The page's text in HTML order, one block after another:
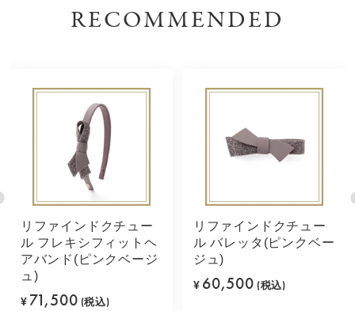
RECOMMENDED
リファインドクチュー
ル フレキシフィットヘ
アバンド(ピンクベージ
ュ)
¥ 71,500 (税込)
リファインドクチュー
ル バレッタ(ピンクベー
ジュ)
¥ 60,500 (税込)